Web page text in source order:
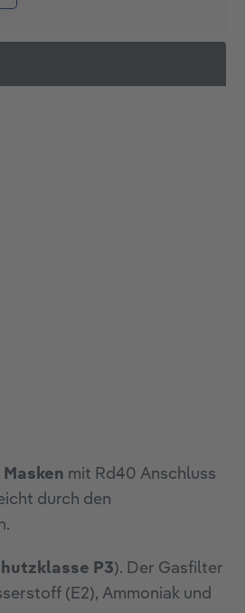
mit Rd40 Anschluss
durch den
P3). Der Gasfilter
(E2), Ammoniak und